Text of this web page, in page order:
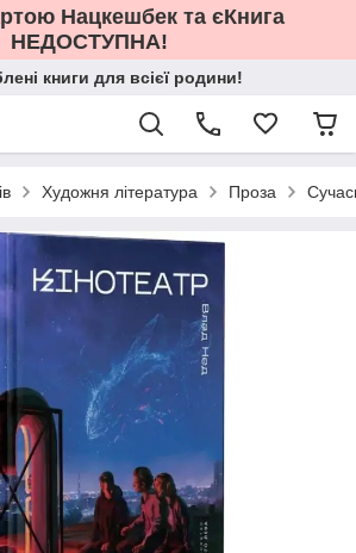
Нацкешбек та єКнига
НЕДОСТУПНА!
книги для всієї родини!
Художня література Проза